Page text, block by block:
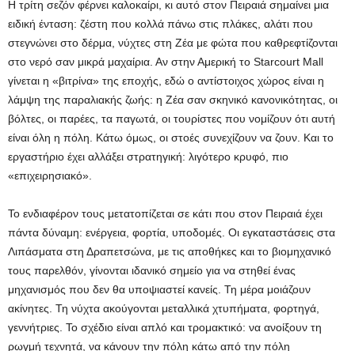
Η τρίτη σεζόν φέρνει καλοκαίρι, κι αυτό στον Πειραιά σημαίνει μια
ειδική ένταση: ζέστη που κολλά πάνω στις πλάκες, αλάτι που
στεγνώνει στο δέρμα, νύχτες στη Ζέα με φώτα που καθρεφτίζονται
στο νερό σαν μικρά μαχαίρια. Αν στην Αμερική το Starcourt Mall
γίνεται η «βιτρίνα» της εποχής, εδώ ο αντίστοιχος χώρος είναι η
λάμψη της παραλιακής ζωής: η Ζέα σαν σκηνικό κανονικότητας, οι
βόλτες, οι παρέες, τα παγωτά, οι τουρίστες που νομίζουν ότι αυτή
είναι όλη η πόλη. Κάτω όμως, οι στοές συνεχίζουν να ζουν. Και το
εργαστήριο έχει αλλάξει στρατηγική: λιγότερο κρυφό, πιο
«επιχειρησιακό».
Το ενδιαφέρον τους μετατοπίζεται σε κάτι που στον Πειραιά έχει
πάντα δύναμη: ενέργεια, φορτία, υποδομές. Οι εγκαταστάσεις στα
Λιπάσματα στη Δραπετσώνα, με τις αποθήκες και το βιομηχανικό
τους παρελθόν, γίνονται ιδανικό σημείο για να στηθεί ένας
μηχανισμός που δεν θα υποψιαστεί κανείς. Τη μέρα μοιάζουν
ακίνητες. Τη νύχτα ακούγονται μεταλλικά χτυπήματα, φορτηγά,
γεννήτριες. Το σχέδιο είναι απλό και τρομακτικό: να ανοίξουν τη
ρωγμή τεχνητά, να κάνουν την πόλη κάτω από την πόλη